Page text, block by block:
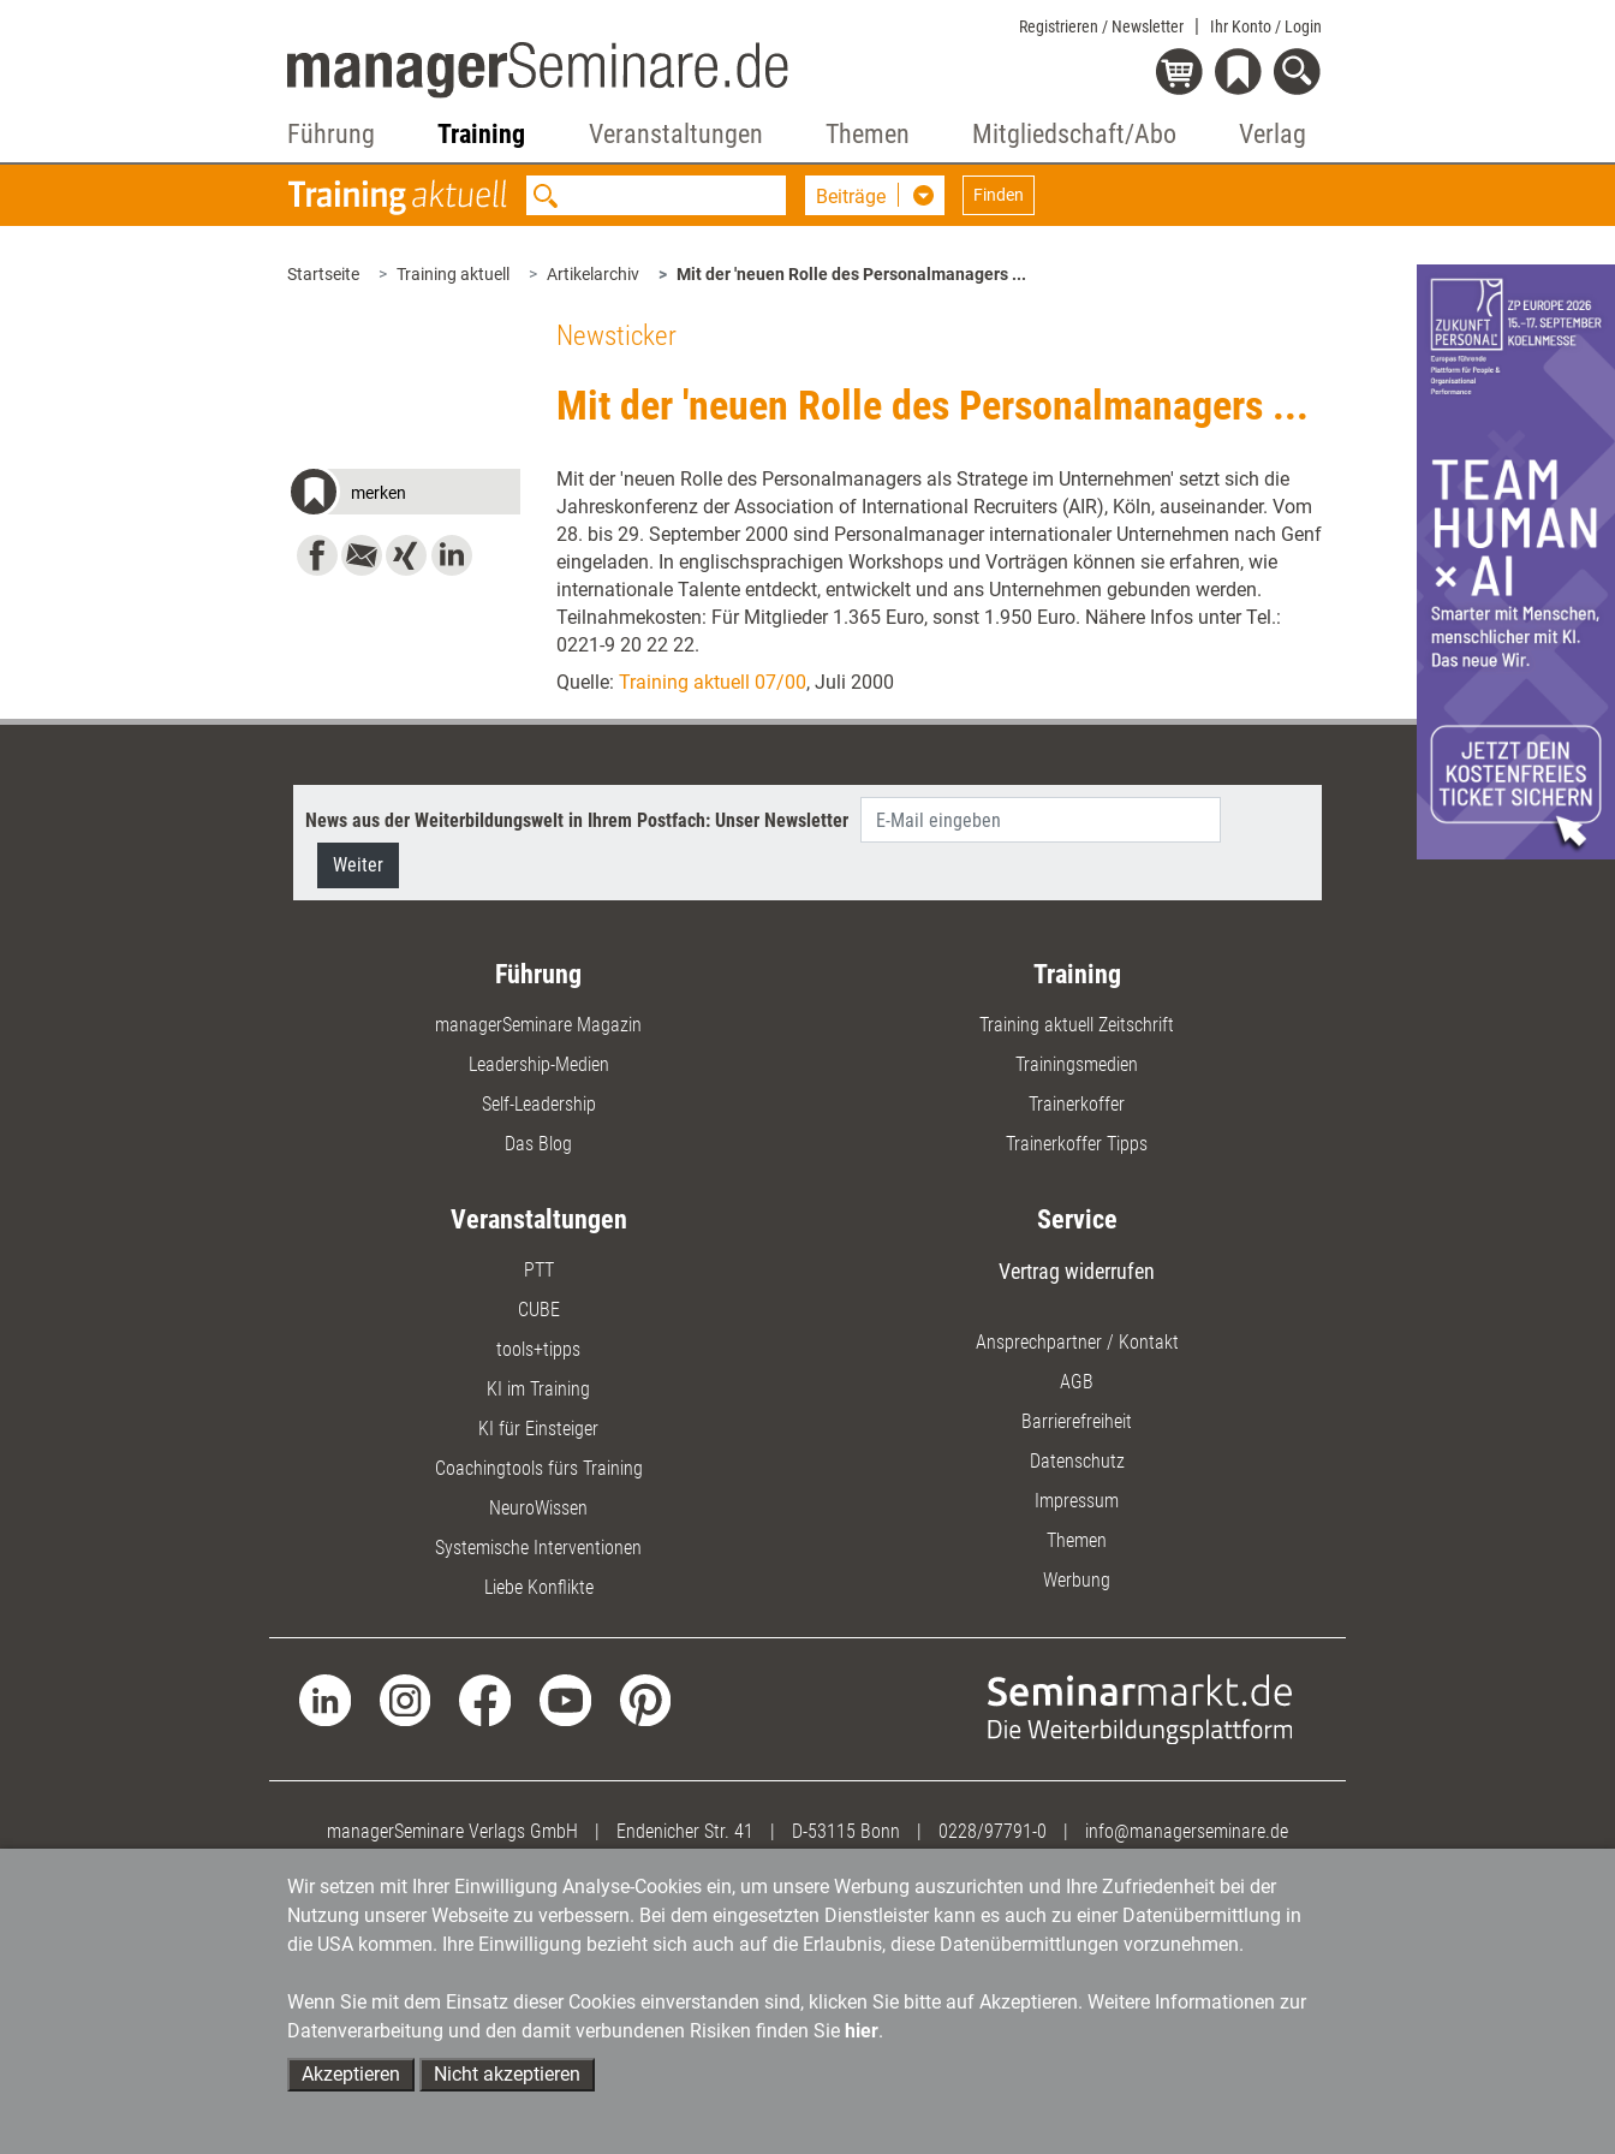
Registrieren / Newsletter Ihr Konto / Login
Führung Training Veranstaltungen Themen Mitgliedschaft/Abo Verlag
Beiträge Finden
Startseite Training aktuell Artikelarchiv Mit der 'neuen Rolle des Personalmanagers ...
Newsticker
Mit der 'neuen Rolle des Personalmanagers ...
merken
Mit der 'neuen Rolle des Personalmanagers als Stratege im Unternehmen' setzt sich die
Jahreskonferenz der Association of International Recruiters (AIR), Köln, auseinander. Vom
28. bis 29. September 2000 sind Personalmanager internationaler Unternehmen nach Genf
eingeladen. In englischsprachigen Workshops und Vorträgen können sie erfahren, wie
internationale Talente entdeckt, entwickelt und ans Unternehmen gebunden werden.
Teilnahmekosten: Für Mitglieder 1.365 Euro, sonst 1.950 Euro. Nähere Infos unter Tel.:
0221-9 20 22 22.
Quelle: Training aktuell 07/00, Juli 2000
News aus der Weiterbildungswelt in Ihrem Postfach: Unser Newsletter
Weiter
Führung
managerSeminare Magazin
Leadership-Medien
Self-Leadership
Das Blog
Training
Training aktuell Zeitschrift
Trainingsmedien
Trainerkoffer
Trainerkoffer Tipps
Veranstaltungen
PTT
CUBE
tools+tipps
KI im Training
KI für Einsteiger
Coachingtools fürs Training
NeuroWissen
Systemische Interventionen
Liebe Konflikte
Service
Vertrag widerrufen
Ansprechpartner / Kontakt
AGB
Barrierefreiheit
Datenschutz
Impressum
Themen
Werbung
managerSeminare Verlags GmbH | Endenicher Str. 41 | D-53115 Bonn | 0228/97791-0 | info@managerseminare.de
Wir setzen mit Ihrer Einwilligung Analyse-Cookies ein, um unsere Werbung auszurichten und Ihre Zufriedenheit bei der
Nutzung unserer Webseite zu verbessern. Bei dem eingesetzten Dienstleister kann es auch zu einer Datenübermittlung in
die USA kommen. Ihre Einwilligung bezieht sich auch auf die Erlaubnis, diese Datenübermittlungen vorzunehmen.
Wenn Sie mit dem Einsatz dieser Cookies einverstanden sind, klicken Sie bitte auf Akzeptieren. Weitere Informationen zur
Datenverarbeitung und den damit verbundenen Risiken finden Sie hier.
Akzeptieren
Nicht akzeptieren